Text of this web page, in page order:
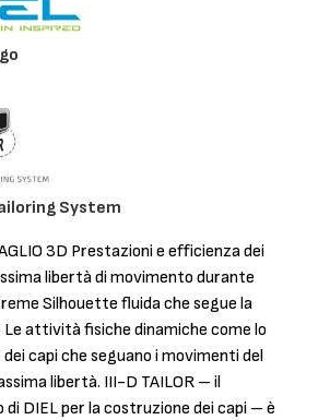
System
3D Prestazioni e efficienza dei
libertà di movimento durante
Silhouette fluida che segue la
Le attività fisiche dinamiche come lo
capi che seguano i movimenti del
libertà. III-D TAILOR – il
DIEL per la costruzione dei capi – è